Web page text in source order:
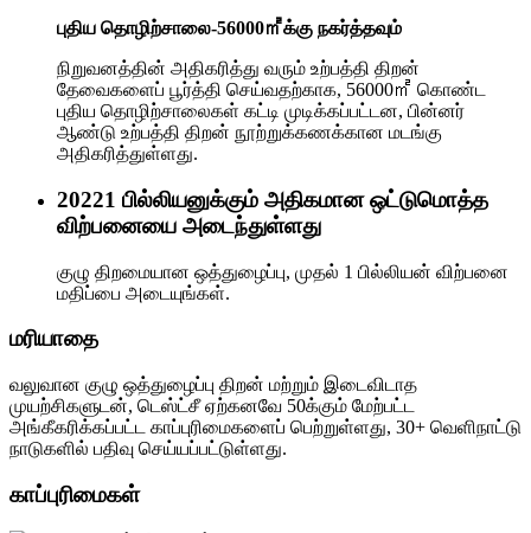
புதிய தொழிற்சாலை-56000㎡க்கு நகர்த்தவும்
நிறுவனத்தின் அதிகரித்து வரும் உற்பத்தி திறன்
தேவைகளைப் பூர்த்தி செய்வதற்காக, 56000㎡ கொண்ட
புதிய தொழிற்சாலைகள் கட்டி முடிக்கப்பட்டன, பின்னர்
ஆண்டு உற்பத்தி திறன் நூற்றுக்கணக்கான மடங்கு
அதிகரித்துள்ளது.
20221 பில்லியனுக்கும் அதிகமான ஒட்டுமொத்த
விற்பனையை அடைந்துள்ளது
குழு திறமையான ஒத்துழைப்பு, முதல் 1 பில்லியன் விற்பனை
மதிப்பை அடையுங்கள்.
மரியாதை
வலுவான குழு ஒத்துழைப்பு திறன் மற்றும் இடைவிடாத
முயற்சிகளுடன், டெஸ்ட்சீ ஏற்கனவே 50க்கும் மேற்பட்ட
அங்கீகரிக்கப்பட்ட காப்புரிமைகளைப் பெற்றுள்ளது, 30+ வெளிநாட்டு
நாடுகளில் பதிவு செய்யப்பட்டுள்ளது.
காப்புரிமைகள்